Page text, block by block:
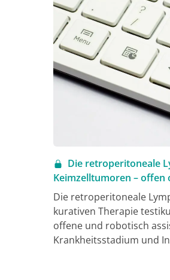
Die retroperitoneale
Keimzelltumoren – offen
Die retroperitoneale
kurativen Therapie
offene und robotisch
Krankheitsstadium und
onkologische Standard.